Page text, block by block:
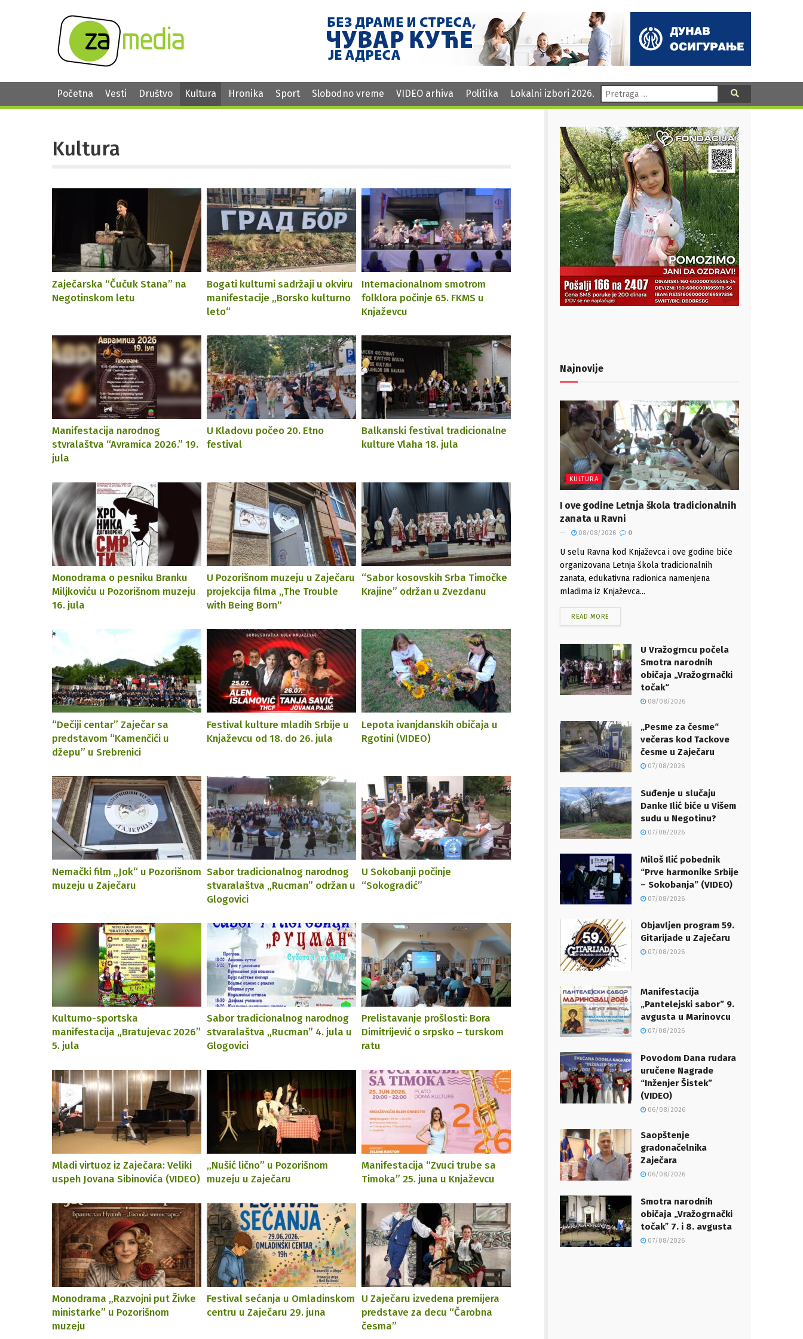
Početna Vesti Društvo Kultura Hronika Sport Slobodno vreme VIDEO arhiva Politika Lokalni izbori 2026. Pretraga:
Kultura
Zaječarska “Čučuk Stana” na
Negotinskom letu
Bogati kulturni sadržaji u okviru
manifestacije „Borsko kulturno
leto“
Internacionalnom smotrom
folklora počinje 65. FKMS u
Knjaževcu
Manifestacija narodnog
stvralaštva “Avramica 2026.” 19.
jula
U Kladovu počeo 20. Etno
festival
Balkanski festival tradicionalne
kulture Vlaha 18. jula
Monodrama o pesniku Branku
Miljkoviću u Pozorišnom muzeju
16. jula
U Pozorišnom muzeju u Zaječaru
projekcija filma „The Trouble
with Being Born“
“Sabor kosovskih Srba Timočke
Krajine” održan u Zvezdanu
“Dečiji centar” Zaječar sa
predstavom “Kamenčići u
džepu” u Srebrenici
Festival kulture mladih Srbije u
Knjaževcu od 18. do 26. jula
Lepota ivanjdanskih običaja u
Rgotini (VIDEO)
Nemački film „Jok“ u Pozorišnom
muzeju u Zaječaru
Sabor tradicionalnog narodnog
stvaralaštva „Rucman” održan u
Glogovici
U Sokobanji počinje
“Sokogradić”
Kulturno-sportska
manifestacija „Bratujevac 2026”
5. jula
Sabor tradicionalnog narodnog
stvaralaštva „Rucman” 4. jula u
Glogovici
Prelistavanje prošlosti: Bora
Dimitrijević o srpsko – turskom
ratu
Mladi virtuoz iz Zaječara: Veliki
uspeh Jovana Sibinovića (VIDEO)
„Nušić lično” u Pozorišnom
muzeju u Zaječaru
Manifestacija “Zvuci trube sa
Timoka” 25. juna u Knjaževcu
Monodrama „Razvojni put Živke
ministarke” u Pozorišnom
muzeju
Festival sećanja u Omladinskom
centru u Zaječaru 29. juna
U Zaječaru izvedena premijera
predstave za decu “Čarobna
česma”
Najnovije
KULTURA
I ove godine Letnja škola tradicionalnih
zanata u Ravni
08/08/2026 0
U selu Ravna kod Knjaževca i ove godine biće
organizovana Letnja škola tradicionalnih
zanata, edukativna radionica namenjena
mladima iz Knjaževca...
READ MORE
U Vražogrncu počela
Smotra narodnih
običaja „Vražogrnački
točak“
08/08/2026
„Pesme za česme“
večeras kod Tackove
česme u Zaječaru
07/08/2026
Suđenje u slučaju
Danke Ilić biće u Višem
sudu u Negotinu?
07/08/2026
Miloš Ilić pobednik
“Prve harmonike Srbije
– Sokobanja” (VIDEO)
07/08/2026
Objavljen program 59.
Gitarijade u Zaječaru
07/08/2026
Manifestacija
„Pantelejski sabor” 9.
avgusta u Marinovcu
07/08/2026
Povodom Dana rudara
uručene Nagrade
“Inženjer Šistek”
(VIDEO)
06/08/2026
Saopštenje
gradonačelnika
Zaječara
06/08/2026
Smotra narodnih
običaja „Vražogrnački
točakˮ 7. i 8. avgusta
07/08/2026